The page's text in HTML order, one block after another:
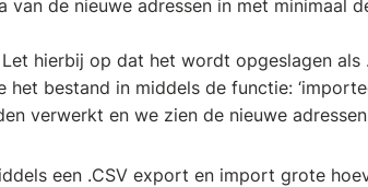
van de nieuwe adressen in met minimaal
hierbij op dat het wordt opgeslagen als
het bestand in middels de functie:
verwerkt en we zien de nieuwe
een .CSV export en import grote